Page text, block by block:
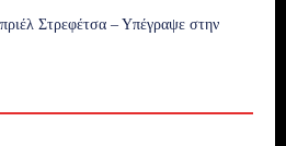
Στρεφέτσα – Υπέγραψε στην